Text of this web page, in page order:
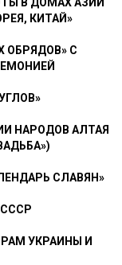
КИТАЙ»
ОБРЯДОВ» С
НАРОДОВ АЛТАЯ
СЛАВЯН»
УКРАИНЫ И